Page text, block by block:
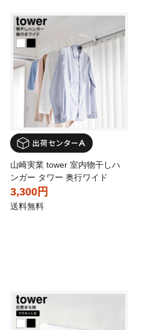
山崎実業 tower 室内物干しハ
ンガー タワー 奥行ワイド
3,300円
送料無料